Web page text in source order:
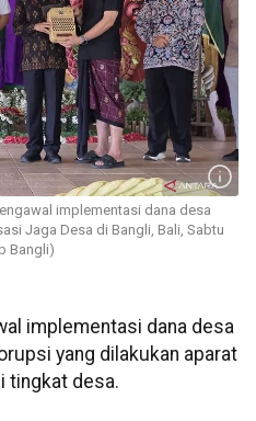
implementasi dana desa
Jaga Desa di Bangli, Bali, Sabtu
Bangli)
implementasi dana desa
yang dilakukan aparat
tingkat desa.